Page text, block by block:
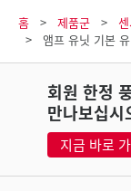
홈 제품군
앰프 유닛 기본
회원 한정
만나보십시
지금 바로